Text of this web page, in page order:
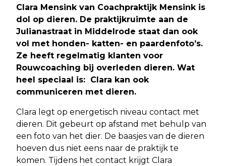
Clara Mensink van Coachpraktijk Mensink is
dol op dieren. De praktijkruimte aan de
Julianastraat in Middelrode staat dan ook
vol met honden- katten- en paardenfoto’s.
Ze heeft regelmatig klanten voor
Rouwcoaching bij overleden dieren. Wat
heel speciaal is: Clara kan ook
communiceren met dieren.
Clara legt op energetisch niveau contact met
dieren. Dit gebeurt op afstand met behulp van
een foto van het dier. De baasjes van de dieren
hoeven dus niet eens naar de praktijk te
komen. Tijdens het contact krijgt Clara